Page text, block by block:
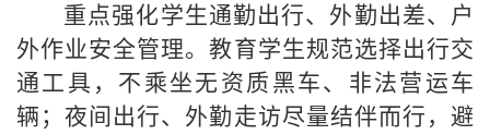
重点强化学生通勤出行、外勤出差、户
外作业安全管理。教育学生规范选择出行交
通工具，不乘坐无资质黑车、非法营运车
辆；夜间出行、外勤走访尽量结伴而行，避